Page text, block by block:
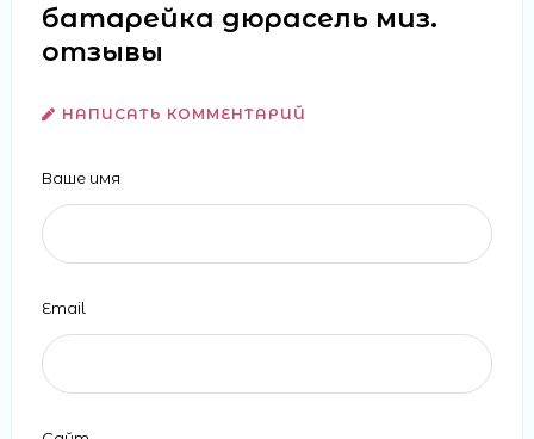
батарейка дюрасель миз.
отзывы
НАПИСАТЬ КОММЕНТАРИЙ
Ваше имя
Email